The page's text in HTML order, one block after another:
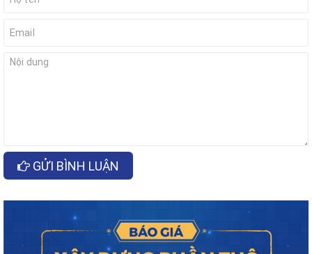
GỬI BÌNH LUẬN